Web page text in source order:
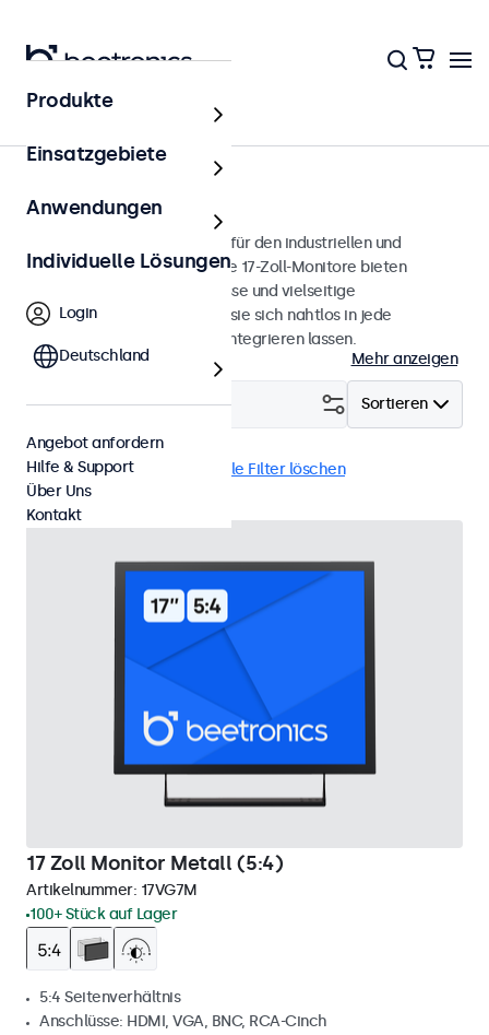
Monitore
17 Zoll Monitore
17-Zoll-Monitore, entwickelt für den industriellen und
professionellen Einsatz. Diese 17-Zoll-Monitore bieten
verschiedene Videoanschlüsse und vielseitige
Montageoptionen, wodurch sie sich nahtlos in jede
Anwendung und Umgebung integrieren lassen.
Mehr anzeigen
Sortieren
Filtern (2)
17 Zoll Monitore Alle Filter löschen
17 Zoll Monitor Metall (5:4)
Artikelnummer: 17VG7M
100+ Stück auf Lager
5:4 Seitenverhältnis
Anschlüsse: HDMI, VGA, BNC, RCA-Cinch
Produkte
Einsatzgebiete
Anwendungen
Individuelle Lösungen
Login
Deutschland
Angebot anfordern
Hilfe & Support
Über Uns
Kontakt